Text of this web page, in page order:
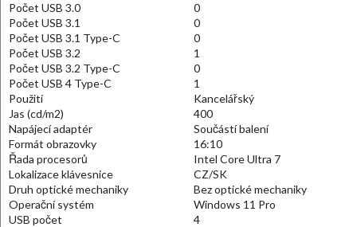
Počet USB 3.0
0
Počet USB 3.1
0
Počet USB 3.1 Type-C
0
Počet USB 3.2
1
Počet USB 3.2 Type-C
0
Počet USB 4 Type-C
1
Použití
Kancelářský
Jas (cd/m2)
400
Napájecí adaptér
Součástí balení
Formát obrazovky
16:10
Řada procesorů
Intel Core Ultra 7
Lokalizace klávesnice
CZ/SK
Druh optické mechaniky
Bez optické mechaniky
Operační systém
Windows 11 Pro
USB počet
4